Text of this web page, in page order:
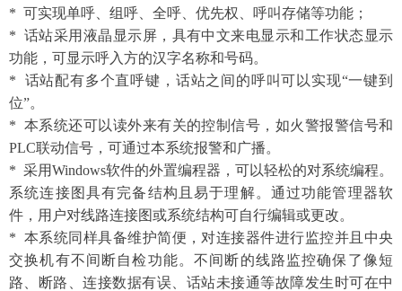
* 可实现单呼、组呼、全呼、优先权、呼叫存储等功能；
* 话站采用液晶显示屏，具有中文来电显示和工作状态显示
功能，可显示呼入方的汉字名称和号码。
* 话站配有多个直呼键，话站之间的呼叫可以实现“一键到
位”。
* 本系统还可以读外来有关的控制信号，如火警报警信号和
PLC联动信号，可通过本系统报警和广播。
* 采用Windows软件的外置编程器，可以轻松的对系统编程。
系统连接图具有完备结构且易于理解。通过功能管理器软
件，用户对线路连接图或系统结构可自行编辑或更改。
* 本系统同样具备维护简便，对连接器件进行监控并且中央
交换机有不间断自检功能。不间断的线路监控确保了像短
路、断路、连接数据有误、话站未接通等故障发生时可在中